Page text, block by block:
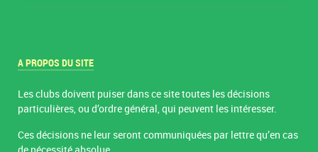
A PROPOS DU SITE
Les clubs doivent puiser dans ce site toutes les décisions
particulières, ou d’ordre général, qui peuvent les intéresser.
Ces décisions ne leur seront communiquées par lettre qu’en cas